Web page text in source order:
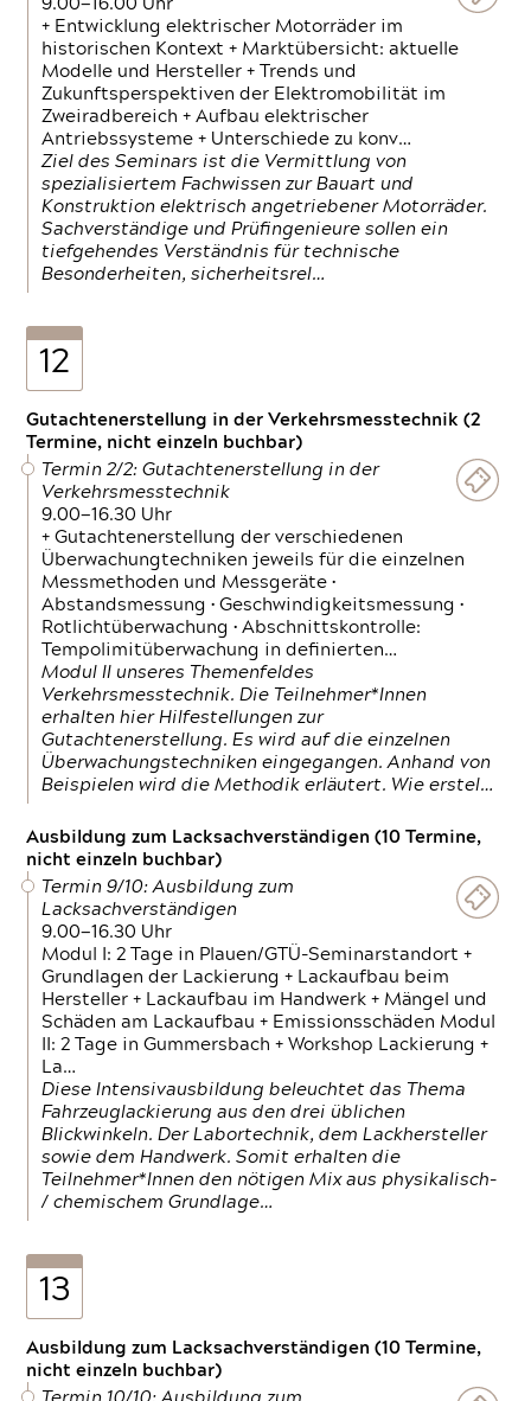
9.00—16.00 Uhr
+ Entwicklung elektrischer Motorräder im
historischen Kontext + Marktübersicht: aktuelle
Modelle und Hersteller + Trends und
Zukunftsperspektiven der Elektromobilität im
Zweiradbereich + Aufbau elektrischer
Antriebssysteme + Unterschiede zu konv…
Ziel des Seminars ist die Vermittlung von
spezialisiertem Fachwissen zur Bauart und
Konstruktion elektrisch angetriebener Motorräder.
Sachverständige und Prüfingenieure sollen ein
tiefgehendes Verständnis für technische
Besonderheiten, sicherheitsrel…
12
Gutachtenerstellung in der Verkehrsmesstechnik (2
Termine, nicht einzeln buchbar)
Termin 2/2: Gutachtenerstellung in der
Verkehrsmesstechnik
9.00—16.30 Uhr
+ Gutachtenerstellung der verschiedenen
Überwachungtechniken jeweils für die einzelnen
Messmethoden und Messgeräte •
Abstandsmessung • Geschwindigkeitsmessung •
Rotlichtüberwachung • Abschnittskontrolle:
Tempolimitüberwachung in definierten…
Modul II unseres Themenfeldes
Verkehrsmesstechnik. Die Teilnehmer*Innen
erhalten hier Hilfestellungen zur
Gutachtenerstellung. Es wird auf die einzelnen
Überwachungstechniken eingegangen. Anhand von
Beispielen wird die Methodik erläutert. Wie erstel…
Ausbildung zum Lacksachverständigen (10 Termine,
nicht einzeln buchbar)
Termin 9/10: Ausbildung zum
Lacksachverständigen
9.00—16.30 Uhr
Modul I: 2 Tage in Plauen/GTÜ-Seminarstandort +
Grundlagen der Lackierung + Lackaufbau beim
Hersteller + Lackaufbau im Handwerk + Mängel und
Schäden am Lackaufbau + Emissionsschäden Modul
II: 2 Tage in Gummersbach + Workshop Lackierung +
La…
Diese Intensivausbildung beleuchtet das Thema
Fahrzeuglackierung aus den drei üblichen
Blickwinkeln. Der Labortechnik, dem Lackhersteller
sowie dem Handwerk. Somit erhalten die
Teilnehmer*Innen den nötigen Mix aus physikalisch-
/ chemischem Grundlage…
13
Ausbildung zum Lacksachverständigen (10 Termine,
nicht einzeln buchbar)